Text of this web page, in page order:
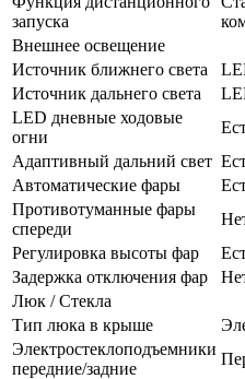
запуска
Внешнее освещение
Источник ближнего света
Источник дальнего света
LED дневные ходовые
огни
Адаптивный дальний свет
Автоматические фары
Противотуманные фары
спереди
Регулировка высоты фар
Задержка отключения фар
Люк / Стекла
Тип люка в крыше
Электростеклоподъемники
передние/задние